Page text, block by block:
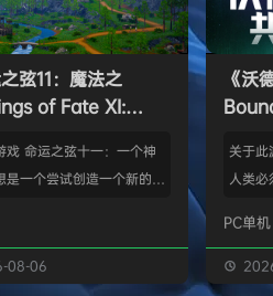
，操纵漫游车揭露各种隐藏
可能是冰块和金属，也可能
知之物。建造生产设施，以
…
底解
快，用
恼瞬间
灵™？
之弦11：魔法之
of Fate XI:
戏 命运之弦十一：一个神
是一个尝试创造一个新的幻
的帮助下，使用已经熟悉的
和机制以丰富多彩的方式呈
界。 玩家将看到一个开放
08-06
《沃
关于此
人类
生物
神经链
进化你
PC单机